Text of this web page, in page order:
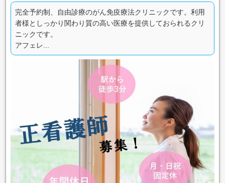
完全予約制、自由診療のがん免疫療法クリニックです。利用
者様としっかり関わり質の高い医療を提供しておられるクリ
ニックです。
アフェレ...